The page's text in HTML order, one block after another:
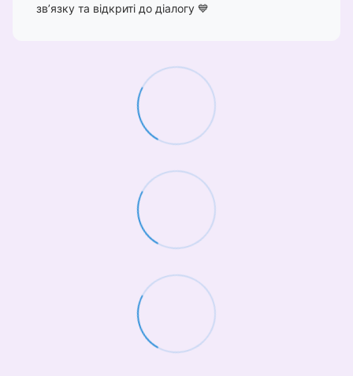
зв’язку та відкриті до діалогу 💙